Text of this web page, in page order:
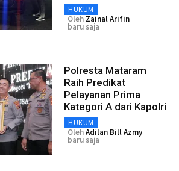
HUKUM
Oleh Zainal Arifin
baru saja
Polresta Mataram
Raih Predikat
Pelayanan Prima
Kategori A dari Kapolri
HUKUM
OlehAdilan Bill Azmy
baru saja